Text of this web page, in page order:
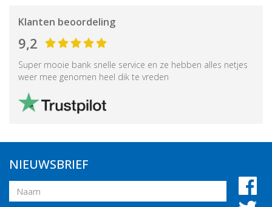
Klanten beoordeling
9,2
Super mooie bank snelle service en ze hebben alles netjes
weer mee genomen heel dik te vreden
NIEUWSBRIEF
Naam